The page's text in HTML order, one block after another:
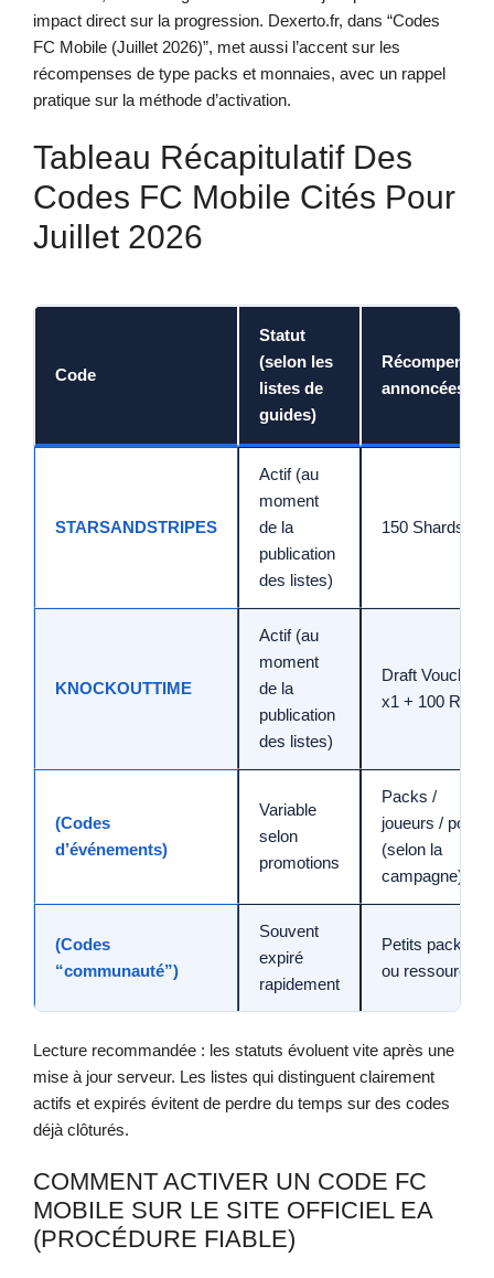
impact direct sur la progression. Dexerto.fr, dans “Codes
FC Mobile (Juillet 2026)”, met aussi l’accent sur les
récompenses de type packs et monnaies, avec un rappel
pratique sur la méthode d’activation.
Tableau Récapitulatif Des
Codes FC Mobile Cités Pour
Juillet 2026
Code
Statut
(selon les
listes de
guides)
Récompenses
annoncées
STARSANDSTRIPES
Actif (au
moment
de la
publication
des listes)
150 Shards
KNOCKOUTTIME
Actif (au
moment
de la
publication
des listes)
Draft Voucher
x1 + 100 Rup
(Codes
d’événements)
Variable
selon
promotions
Packs /
joueurs / points
(selon la
campagne)
(Codes
“communauté”)
Souvent
expiré
rapidement
Petits packs
ou ressources
Lecture recommandée : les statuts évoluent vite après une
mise à jour serveur. Les listes qui distinguent clairement
actifs et expirés évitent de perdre du temps sur des codes
déjà clôturés.
COMMENT ACTIVER UN CODE FC
MOBILE SUR LE SITE OFFICIEL EA
(PROCÉDURE FIABLE)